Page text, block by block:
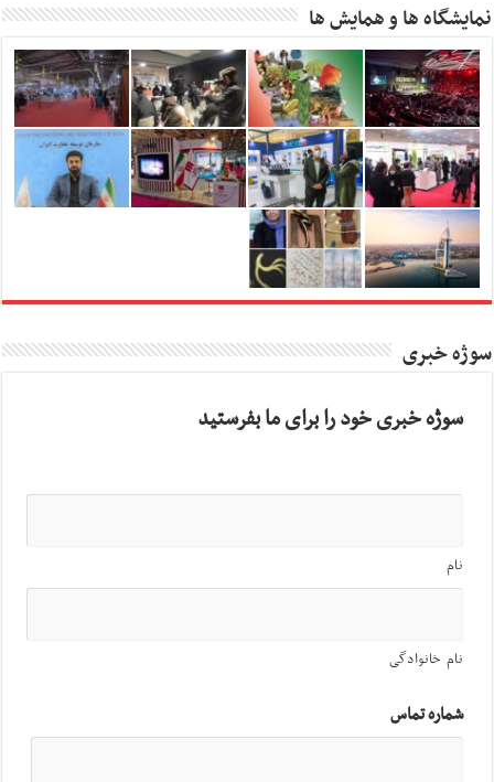
نمایشگاه ها و همایش ها
سوژه خبری
سوژه خبری خود را برای ما بفرستید
نام
نام خانوادگی
شماره تماس